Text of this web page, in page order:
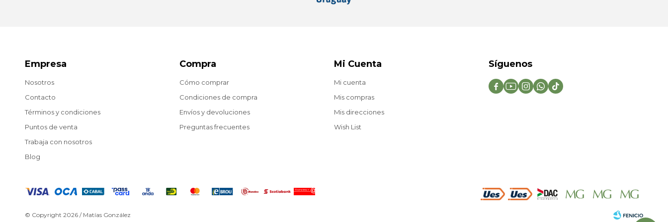
Empresa
Nosotros
Contacto
Términos y condiciones
Puntos de venta
Trabaja con nosotros
Blog
Compra
Cómo comprar
Condiciones de compra
Envíos y devoluciones
Preguntas frecuentes
Mi Cuenta
Mi cuenta
Mis compras
Mis direcciones
Wish List
Síguenos
    
© Copyright 2026 / Matías González